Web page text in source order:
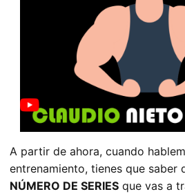
A partir de ahora, cuando
entrenamiento, tienes que saber
NÚMERO DE SERIES que vas a